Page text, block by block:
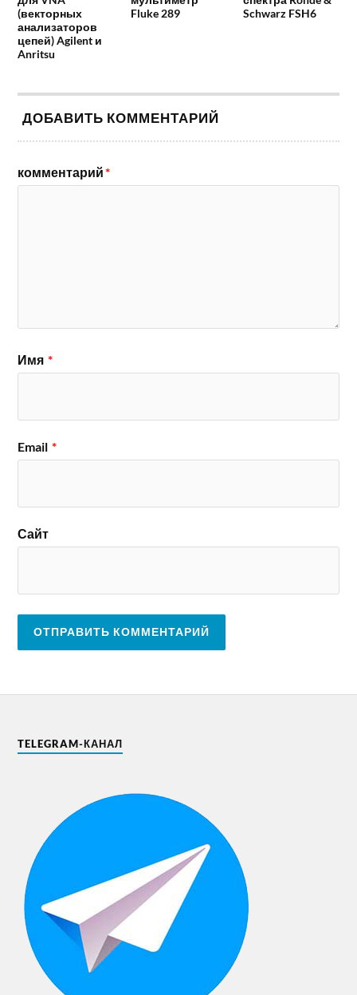
(векторных
анализаторов
цепей) Agilent и
Anritsu
Fluke 289
Schwarz FSH6
ДОБАВИТЬ КОММЕНТАРИЙ
комментарий*
Имя *
Email *
Сайт
TELEGRAM-КАНАЛ